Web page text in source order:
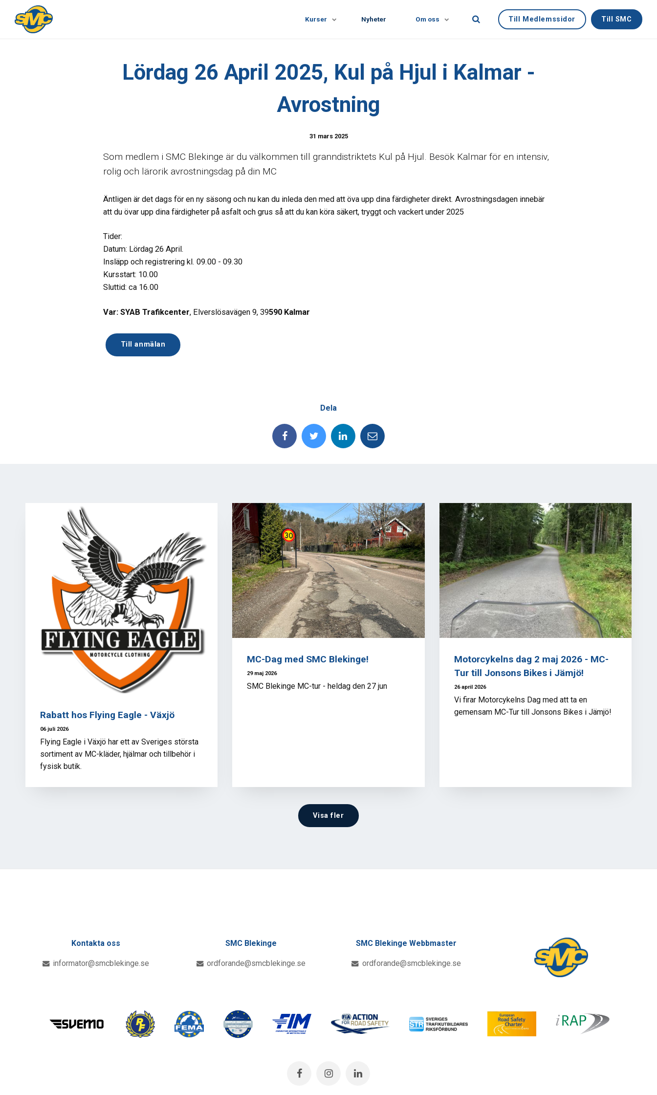
Kurser Nyheter Om oss Till Medlemssidor Till SMC
Lördag 26 April 2025, Kul på Hjul i Kalmar -
Avrostning
31 mars 2025
Som medlem i SMC Blekinge är du välkommen till granndistriktets Kul på Hjul. Besök Kalmar för en intensiv,
rolig och lärorik avrostningsdag på din MC
Äntligen är det dags för en ny säsong och nu kan du inleda den med att öva upp dina färdigheter direkt. Avrostningsdagen innebär
att du övar upp dina färdigheter på asfalt och grus så att du kan köra säkert, tryggt och vackert under 2025
Tider:
Datum: Lördag 26 April.
Insläpp och registrering kl. 09.00 - 09.30
Kursstart: 10.00
Sluttid: ca 16.00
Var: SYAB Trafikcenter, Elverslösavägen 9, 39590 Kalmar
Till anmälan
Dela
Rabatt hos Flying Eagle - Växjö
06 juli 2026
Flying Eagle i Växjö har ett av Sveriges största
sortiment av MC-kläder, hjälmar och tillbehör i
fysisk butik.
MC-Dag med SMC Blekinge!
29 maj 2026
SMC Blekinge MC-tur - heldag den 27 jun
Motorcykelns dag 2 maj 2026 - MC-
Tur till Jonsons Bikes i Jämjö!
26 april 2026
Vi firar Motorcykelns Dag med att ta en
gemensam MC-Tur till Jonsons Bikes i Jämjö!
Visa fler
Kontakta oss
informator@smcblekinge.se
SMC Blekinge
ordforande@smcblekinge.se
SMC Blekinge Webbmaster
ordforande@smcblekinge.se